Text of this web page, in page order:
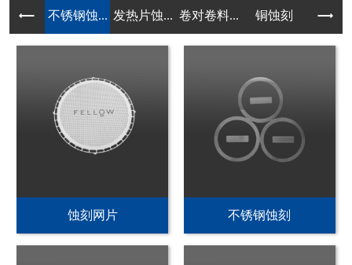
不锈钢蚀... 发热片蚀... 卷对卷料... 铜蚀刻
PI发热片蚀刻 不锈钢加热片蚀刻